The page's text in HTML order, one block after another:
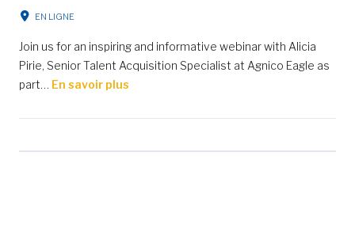
EN LIGNE
Join us for an inspiring and informative webinar with Alicia
Pirie, Senior Talent Acquisition Specialist at Agnico Eagle as
part… En savoir plus